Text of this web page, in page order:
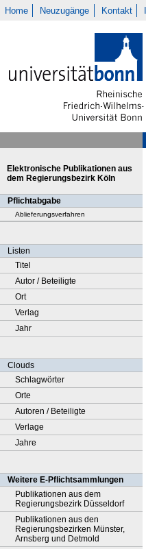
Home Neuzugänge Kontakt
Elektronische Publikationen aus
dem Regierungsbezirk Köln
Pflichtabgabe
Ablieferungsverfahren
Listen
Titel
Autor / Beteiligte
Ort
Verlag
Jahr
Clouds
Schlagwörter
Orte
Autoren / Beteiligte
Verlage
Jahre
Weitere E-Pflichtsammlungen
Publikationen aus dem
Regierungsbezirk Düsseldorf
Publikationen aus den
Regierungsbezirken Münster,
Arnsberg und Detmold